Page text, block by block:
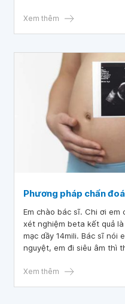
thai kèm túi dịch dưới có
Xem thêm
Phương pháp chẩn
Em chào bác sĩ. Chi ơi em
xét nghiệm beta kết quả
mạc dầy 14mili. Bác sĩ nói
nguyệt, em đi siêu âm thì
Xem thêm